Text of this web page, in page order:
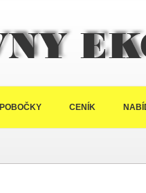
Půjčovny Ekolux
POBOČKY CENÍK